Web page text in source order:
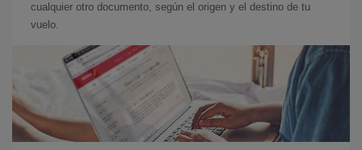
cualquier otro documento, según el origen y el destino de tu
vuelo.